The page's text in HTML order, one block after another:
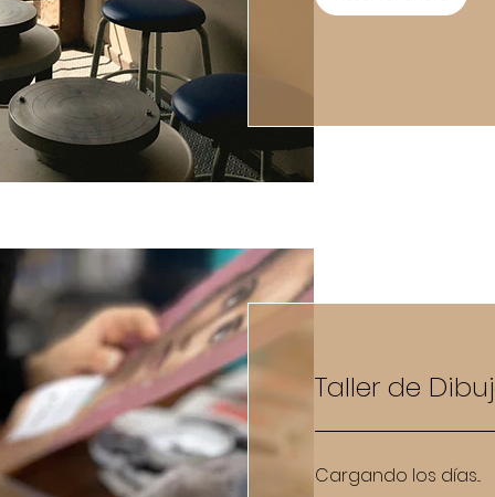
Taller de
Cargando los días...